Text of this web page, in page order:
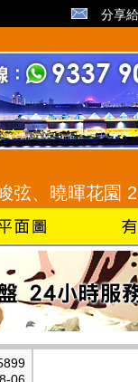
分享
花園 2345